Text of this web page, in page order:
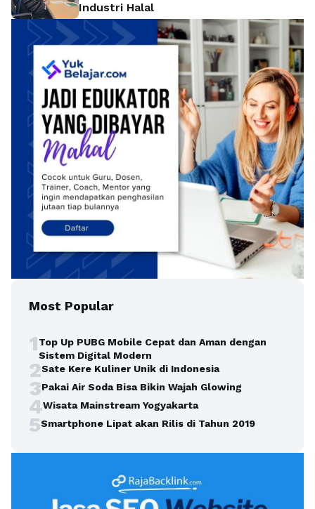
Industri Halal
Most Popular
1Top Up PUBG Mobile Cepat dan Aman dengan
Sistem Digital Modern
2Sate Kere Kuliner Unik di Indonesia
3Pakai Air Soda Bisa Bikin Wajah Glowing
4Wisata Mainstream Yogyakarta
5Smartphone Lipat akan Rilis di Tahun 2019